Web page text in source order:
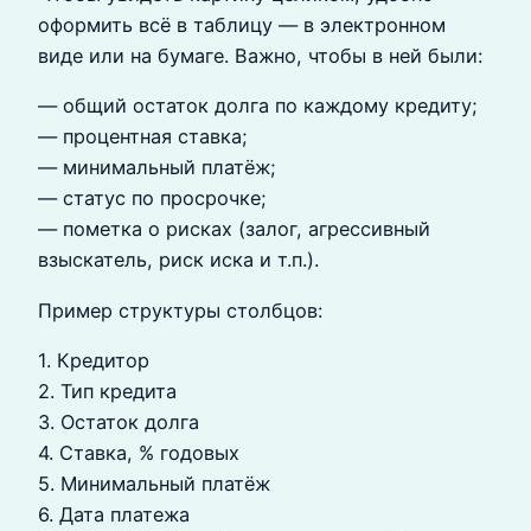
оформить всё в таблицу — в электронном
виде или на бумаге. Важно, чтобы в ней были:
— общий остаток долга по каждому кредиту;
— процентная ставка;
— минимальный платёж;
— статус по просрочке;
— пометка о рисках (залог, агрессивный
взыскатель, риск иска и т.п.).
Пример структуры столбцов:
1. Кредитор
2. Тип кредита
3. Остаток долга
4. Ставка, % годовых
5. Минимальный платёж
6. Дата платежа